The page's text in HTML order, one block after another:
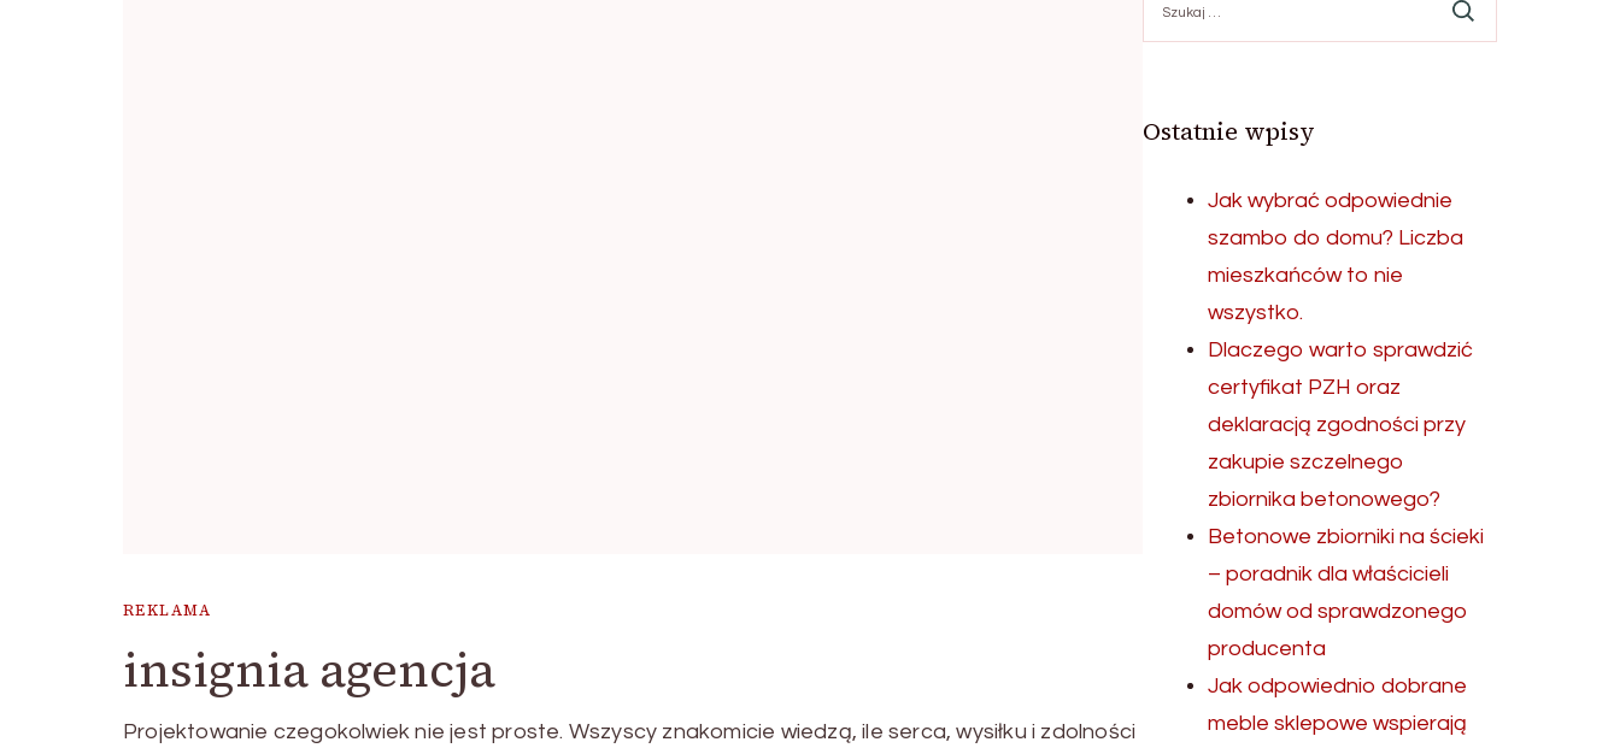
REKLAMA
insignia agencja
Projektowanie czegokolwiek nie jest proste. Wszyscy znakomicie wiedzą, ile serca, wysiłku i zdolności
Ostatnie wpisy
Jak wybrać odpowiednie
szambo do domu? Liczba
mieszkańców to nie
wszystko.
Dlaczego warto sprawdzić
certyfikat PZH oraz
deklaracją zgodności przy
zakupie szczelnego
zbiornika betonowego?
Betonowe zbiorniki na ścieki
– poradnik dla właścicieli
domów od sprawdzonego
producenta
Jak odpowiednio dobrane
meble sklepowe wspierają